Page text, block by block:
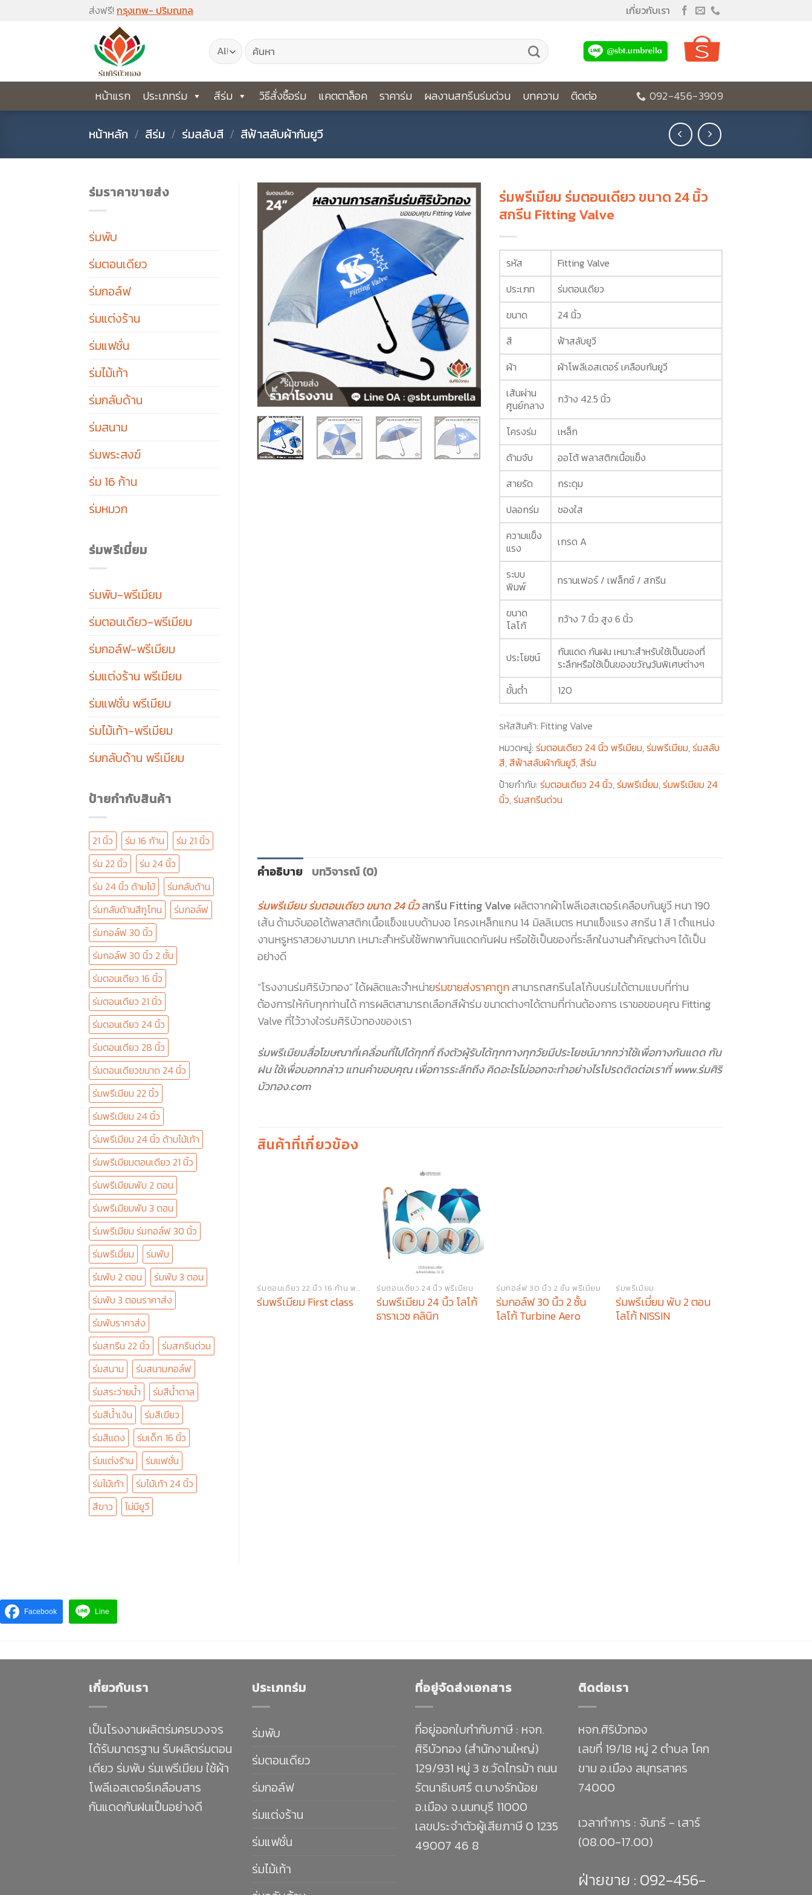
ส่งฟรี! กรุงเทพ- ปริมณฑล เกี่ยวกับเรา
ค้นหา:
หน้าแรก ประเภทร่ม สีร่ม วิธีสั่งซื้อร่ม แคตตาล็อค ราคาร่ม ผลงานสกรีนร่มด่วน บทความ ติดต่อ 092-456-3909
หน้าหลัก / สีร่ม / ร่มสลับสี / สีฟ้าสลับผ้ากันยูวี
ร่มราคาขายส่ง
ร่มพับ
ร่มตอนเดียว
ร่มกอล์ฟ
ร่มแต่งร้าน
ร่มแฟชั่น
ร่มไม้เท้า
ร่มกลับด้าน
ร่มสนาม
ร่มพระสงฆ์
ร่ม 16 ก้าน
ร่มหมวก
ร่มพรีเมี่ยม
ร่มพับ-พรีเมียม
ร่มตอนเดียว-พรีเมียม
ร่มกอล์ฟ-พรีเมียม
ร่มแต่งร้าน พรีเมียม
ร่มแฟชั่น พรีเมียม
ร่มไม้เท้า-พรีเมียม
ร่มกลับด้าน พรีเมียม
ป้ายกำกับสินค้า
21 นิ้ว ร่ม 16 ก้าน
ร่ม 21 นิ้ว
ร่ม 22 นิ้ว
ร่ม 24 นิ้ว
ร่ม 24 นิ้ว ด้ามไม้
ร่มกลับด้าน
ร่มกลับด้านสีทูโทน
ร่มกอล์ฟ
ร่มกอล์ฟ 30 นิ้ว
ร่มกอล์ฟ 30 นิ้ว 2 ชั้น
ร่มตอนเดียว 16 นิ้ว
ร่มตอนเดียว 21 นิ้ว
ร่มตอนเดียว 24 นิ้ว
ร่มตอนเดียว 28 นิ้ว
ร่มตอนเดียวขนาด 24 นิ้ว
ร่มพรีเมียม 22 นิ้ว
ร่มพรีเมียม 24 นิ้ว
ร่มพรีเมียม 24 นิ้ว ด้ามไม้เท้า
ร่มพรีเมียมตอนเดียว 21 นิ้ว
ร่มพรีเมียมพับ 2 ตอน
ร่มพรีเมียมพับ 3 ตอน
ร่มพรีเมียม ร่มกอล์ฟ 30 นิ้ว
ร่มพรีเมี่ยม
ร่มพับ
ร่มพับ 2 ตอน
ร่มพับ 3 ตอน
ร่มพับ 3 ตอนราคาส่ง
ร่มพับราคาส่ง
ร่มสกรีน 22 นิ้ว
ร่มสกรีนด่วน
ร่มสนาม
ร่มสนามกอล์ฟ
ร่มสระว่ายน้ำ
ร่มสีน้ำตาล
ร่มสีน้ำเงิน
ร่มสีเขียว
ร่มสีแดง
ร่มเด็ก 16 นิ้ว
ร่มแต่งร้าน
ร่มแฟชั่น
ร่มไม้เท้า
ร่มไม้เท้า 24 นิ้ว
สีขาว
ไม่มียูวี
ร่มพรีเมียม ร่มตอนเดียว ขนาด 24 นิ้ว
สกรีน Fitting Valve
รหัส
Fitting Valve
ประเภท
ร่มตอนเดียว
ขนาด
24 นิ้ว
สี
ฟ้าสลับยูวี
ผ้า
ผ้าโพลีเอสเตอร์ เคลือบกันยูวี
เส้นผ่าน
ศูนย์กลาง
กว้าง 42.5 นิ้ว
โครงร่ม
เหล็ก
ด้ามจับ
ออโต้ พลาสติกเนื้อแข็ง
สายรัด
กระดุม
ปลอกร่ม
ซองใส
ความแข็ง
แรง
เกรด A
ระบบ
พิมพ์
ทรานเฟอร์ / เฟล็กซ์ / สกรีน
ขนาด
โลโก้
กว้าง 7 นิ้ว สูง 6 นิ้ว
ประโยชน์
กันแดด กันฝน เหมาะสำหรับใช้เป็นของที่
ระลึกหรือใช้เป็นของขวัญวันพิเศษต่างๆ
ขั้นต่ำ
120
รหัสสินค้า:Fitting Valve
หมวดหมู่:ร่มตอนเดียว 24 นิ้ว พรีเมียม,ร่มพรีเมียม,ร่มสลับ
สี,สีฟ้าสลับผ้ากันยูวี,สีร่ม
ป้ายกำกับ:ร่มตอนเดียว 24 นิ้ว,ร่มพรีเมี่ยม,ร่มพรีเมียม 24
นิ้ว,ร่มสกรีนด่วน
คำอธิบาย บทวิจารณ์ (0)
ร่มพรีเมียม ร่มตอนเดียว ขนาด 24 นิ้วสกรีน Fitting Valve ผลิตจากผ้าโพลีเอสเตอร์เคลือบกันยูวี หนา 190
เส้น ด้ามจับออโต้พลาสติกเนื้อแข็งแบบด้ามงอ โครงเหล็กแกน 14 มิลลิเมตร หนาแข็งแรง สกรีน 1 สี 1 ตำแหน่ง
งานหรูหราสวยงามมาก เหมาะสำหรับใช้พกพากันแดดกันฝน หรือใช้เป็นของที่ระลึกในงานสำคัญต่างๆ ได้เป็น
อย่างดี
“โรงงานร่มศิริบัวทอง” ได้ผลิตและจำหน่ายร่มขายส่งราคาถูกสามารถสกรีนโลโก้บนร่มได้ตามแบบที่ท่าน
ต้องการให้กับทุกท่านได้ การผลิตสามารถเลือกสีผ้าร่ม ขนาดต่างๆได้ตามที่ท่านต้องการ เราขอขอบคุณ Fitting
Valve ที่ไว้วางใจร่มศิริบัวทองของเรา
ร่มพรีเมียมสื่อโฆษณาที่เคลื่อนที่ไปได้ทุกที่ ถึงตัวผู้รับได้ทุกทางทุกวัยมีประโยชน์มากกว่าใช้เพื่อกางกันแดด กัน
ฝน ใช้เพื่อบอกกล่าว แทนคำขอบคุณ เพื่อการระลึกถึง คิดอะไรไม่ออกจะทำอย่างไรโปรดติดต่อเราที่ www.ร่มศิริ
บัวทอง.com
สินค้าที่เกี่ยวข้อง
ร่มตอนเดียว 22 นิ้ว 16 ก้าน พรีเมียม
ร่มพรีเมียม First class
ร่มตอนเดียว 24 นิ้ว พรีเมียม
ร่มพรีเมียม 24 นิ้ว โลโก้
ธาราเวช คลินิก
ร่มกอล์ฟ 30 นิ้ว 2 ชั้น พรีเมียม
ร่มกอล์ฟ 30 นิ้ว 2 ชั้น
โลโก้ Turbine Aero
ร่มพรีเมียม
ร่มพรีเมี่ยม พับ 2 ตอน
โลโก้ NISSIN
Facebook Line
เกี่ยวกับเรา
เป็นโรงงานผลิตร่มครบวงจร
ได้รับมาตรฐาน รับผลิตร่มตอน
เดียว ร่มพับ ร่มเพรีเมียม ใช้ผ้า
โพลีเอสเตอร์เคลือบสาร
กันแดดกันฝนเป็นอย่างดี
ประเภทร่ม
ร่มพับ
ร่มตอนเดียว
ร่มกอล์ฟ
ร่มแต่งร้าน
ร่มแฟชั่น
ร่มไม้เท้า
ที่อยู่จัดส่งเอกสาร
ที่อยู่ออกใบกำกับภาษี : หจก.
ศิริบัวทอง (สำนักงานใหญ่)
129/931 หมู่ 3 ซ.วัดไทรม้า ถนน
รัตนาธิเบศร์ ต.บางรักน้อย
อ.เมือง จ.นนทบุรี 11000
เลขประจำตัวผู้เสียภาษี 0 1235
49007 46 8
ติดต่อเรา
หจก.ศิริบัวทอง
เลขที่ 19/18 หมู่ 2 ตำบล โคก
ขาม อ.เมือง สมุทรสาคร
74000
เวลาทำการ : จันทร์ - เสาร์
(08.00-17.00)
ฝ่ายขาย : 092-456-